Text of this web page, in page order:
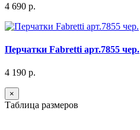
4 690 р.
Перчатки Fabretti арт.7855 чер.
4 190 р.
×
Таблица размеров